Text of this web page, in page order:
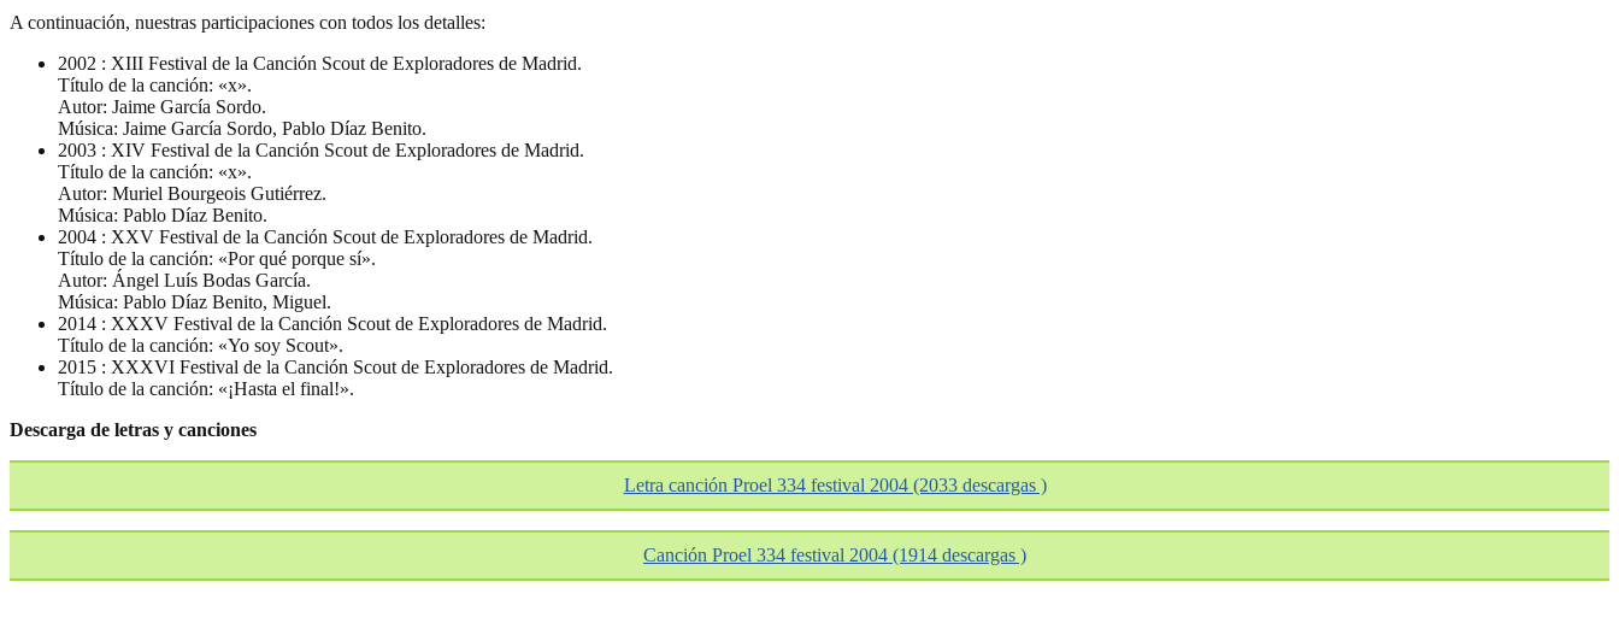
A continuación, nuestras participaciones con todos los detalles:
2002 : XIII Festival de la Canción Scout de Exploradores de Madrid.
Título de la canción: «x».
Autor: Jaime García Sordo.
Música: Jaime García Sordo, Pablo Díaz Benito.
2003 : XIV Festival de la Canción Scout de Exploradores de Madrid.
Título de la canción: «x».
Autor: Muriel Bourgeois Gutiérrez.
Música: Pablo Díaz Benito.
2004 : XXV Festival de la Canción Scout de Exploradores de Madrid.
Título de la canción: «Por qué porque sí».
Autor: Ángel Luís Bodas García.
Música: Pablo Díaz Benito, Miguel.
2014 : XXXV Festival de la Canción Scout de Exploradores de Madrid.
Título de la canción: «Yo soy Scout».
2015 : XXXVI Festival de la Canción Scout de Exploradores de Madrid.
Título de la canción: «¡Hasta el final!».
Descarga de letras y canciones
Letra canción Proel 334 festival 2004 (2033 descargas )
Canción Proel 334 festival 2004 (1914 descargas )